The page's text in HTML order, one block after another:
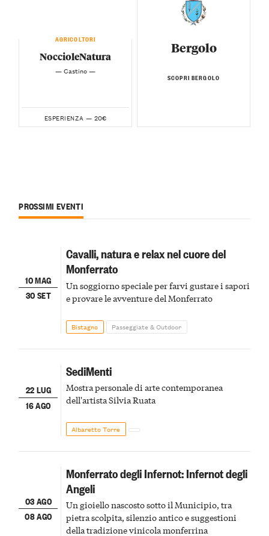
AGRICOLTORI
NoccioleNatura
— Castino —
ESPERIENZA — 20€
Bergolo
SCOPRI BERGOLO
PROSSIMI EVENTI
10 MAG
30 SET
Cavalli, natura e relax nel cuore del
Monferrato
Un soggiorno speciale per farvi gustare i sapori
e provare le avventure del Monferrato
Bistagno Passeggiate & Outdoor
22 LUG
16 AGO
SediMenti
Mostra personale di arte contemporanea
dell'artista Silvia Ruata
Albaretto Torre
03 AGO
08 AGO
Monferrato degli Infernot: Infernot degli
Angeli
Un gioiello nascosto sotto il Municipio, tra
pietra scolpita, silenzio antico e suggestioni
della tradizione vinicola monferrina